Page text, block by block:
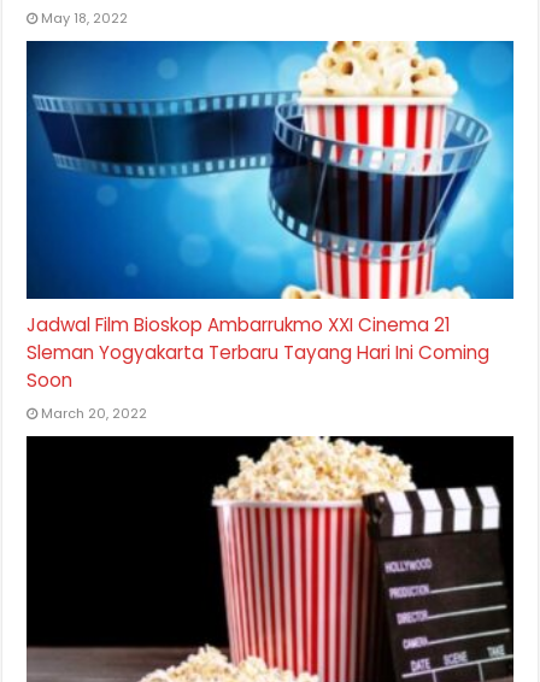
May 18, 2022
Jadwal Film Bioskop Ambarrukmo XXI Cinema 21
Sleman Yogyakarta Terbaru Tayang Hari Ini Coming
Soon
March 20, 2022